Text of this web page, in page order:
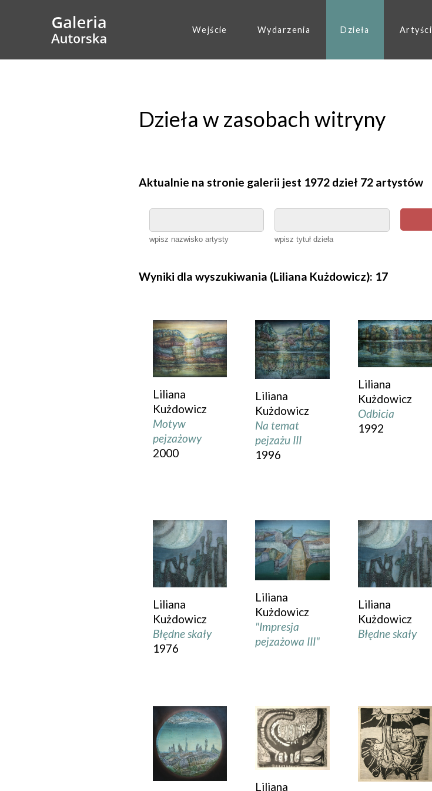
Wejście Wydarzenia Dzieła Artyści
Dzieła w zasobach witryny
Aktualnie na stronie galerii jest 1972 dzieł 72 artystów
wpisz nazwisko artysty wpisz tytuł dzieła
Wyniki dla wyszukiwania (Liliana Kużdowicz): 17
Liliana
Kużdowicz
Motyw
pejzażowy
2000
Liliana
Kużdowicz
Na temat
pejzażu III
1996
Liliana
Kużdowicz
Odbicia
1992
Liliana
Kużdowicz
Błędne skały
1976
Liliana
Kużdowicz
"Impresja
pejzażowa III"
Liliana
Kużdowicz
Błędne skały
Liliana